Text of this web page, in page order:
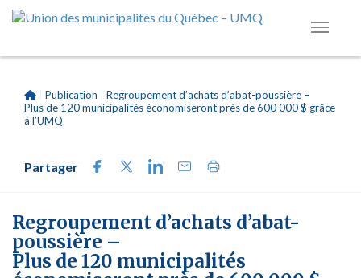
Publication
Regroupement d’achats d’abat-poussière –
Plus de 120 municipalités économiseront près de 600 000 $ grâce
à l’UMQ
Partager
Regroupement d’achats d’abat-
poussière –
Plus de 120 municipalités